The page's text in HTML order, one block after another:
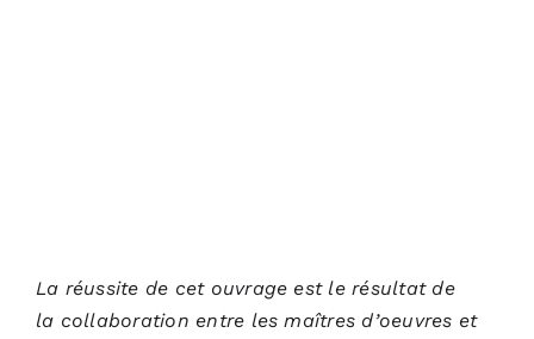
La réussite de cet ouvrage est le résultat de
la collaboration entre les maîtres d’oeuvres et